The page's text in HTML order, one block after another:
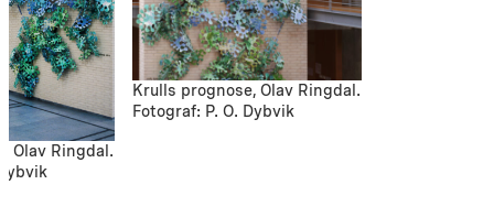
Olav Ringdal.
Krulls prognose, Olav Ringdal.
Fotograf: P. O. Dybvik